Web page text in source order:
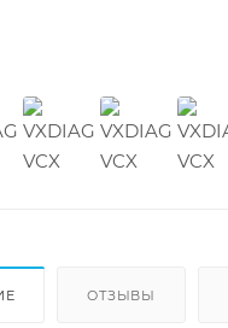
ОТЗЫВЫ